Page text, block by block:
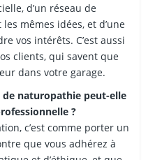
d’un réseau de
mêmes idées, et d’une
vos intérêts. C’est aussi
clients, qui savent que
dans votre garage.
naturopathie peut-elle
?
c’est comme porter un
que vous adhérez à